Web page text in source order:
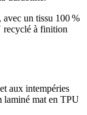
un tissu 100 %
recyclé à finition
aux intempéries
laminé mat en TPU